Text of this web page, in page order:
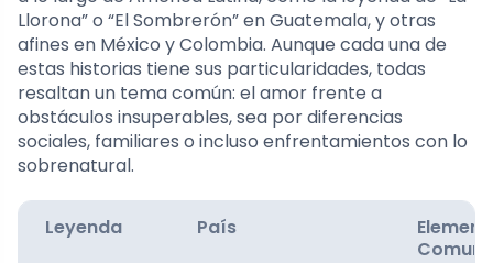
Llorona” o “El Sombrerón” en Guatemala, y otras
afines en México y Colombia. Aunque cada una de
estas historias tiene sus particularidades, todas
resaltan un tema común: el amor frente a
obstáculos insuperables, sea por diferencias
sociales, familiares o incluso enfrentamientos con lo
sobrenatural.
Leyenda País